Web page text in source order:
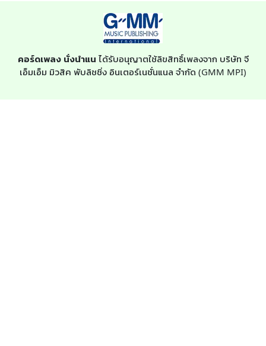
คอร์ดเพลง นั่งนำแน ได้รับอนุญาตใช้ลิขสิทธิ์เพลงจาก บริษัท จี
เอ็มเอ็ม มิวสิค พับลิชชิ่ง อินเตอร์เนชั่นแนล จำกัด (GMM MPI)